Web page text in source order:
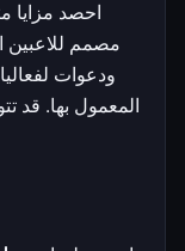
احصد
مصمم للاعبين
ودعوات
المعمول بها. قد